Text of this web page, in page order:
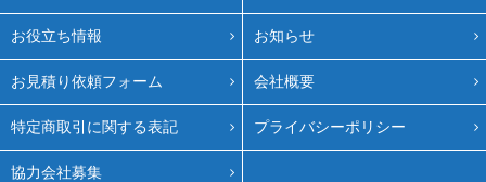
お役立ち情報 お知らせ
お見積り依頼フォーム 会社概要
特定商取引に関する表記 プライバシーポリシー
協力会社募集